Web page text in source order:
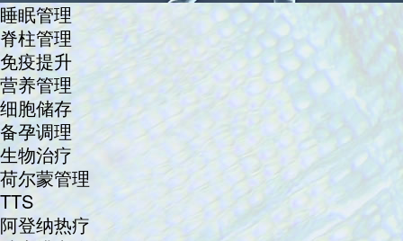
睡眠管理
脊柱管理
免疫提升
营养管理
细胞储存
备孕调理
生物治疗
荷尔蒙管理
TTS
阿登纳热疗